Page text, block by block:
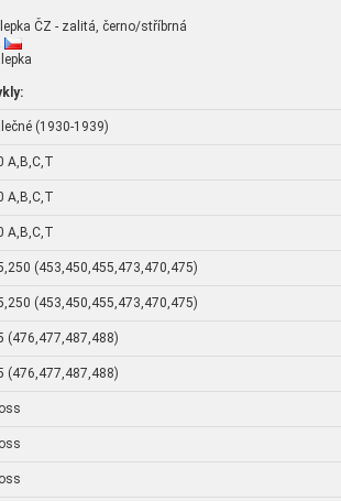
- zalitá, černo/stříbrná
(1930-1939)
A,B,C,T
A,B,C,T
A,B,C,T
(453,450,455,473,470,475)
(453,450,455,473,470,475)
(476,477,487,488)
(476,477,487,488)